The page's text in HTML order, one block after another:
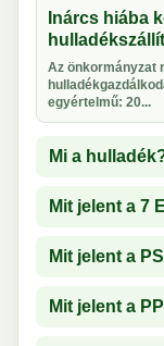
Inárcs hiába
Az önkormányzat
egyértelmű: 20...
Mi a
Mit jelent a 7
Mit jelent a
Mit jelent a